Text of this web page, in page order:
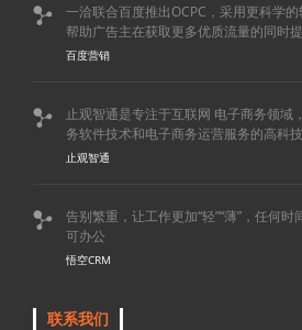

一洽联合百度推出OCPC，采用更科学
帮助广告主在获取更多优质流量的同时提
百度营销

止观智通是专注于互联网 电子商务领域
务软件技术和电子商务运营服务的高科
止观智通

告别繁重，让工作更加“轻”“薄”，任何
可办公
悟空CRM
联系我们